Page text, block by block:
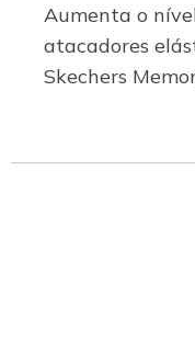
Aumenta o
atacadores
Skechers